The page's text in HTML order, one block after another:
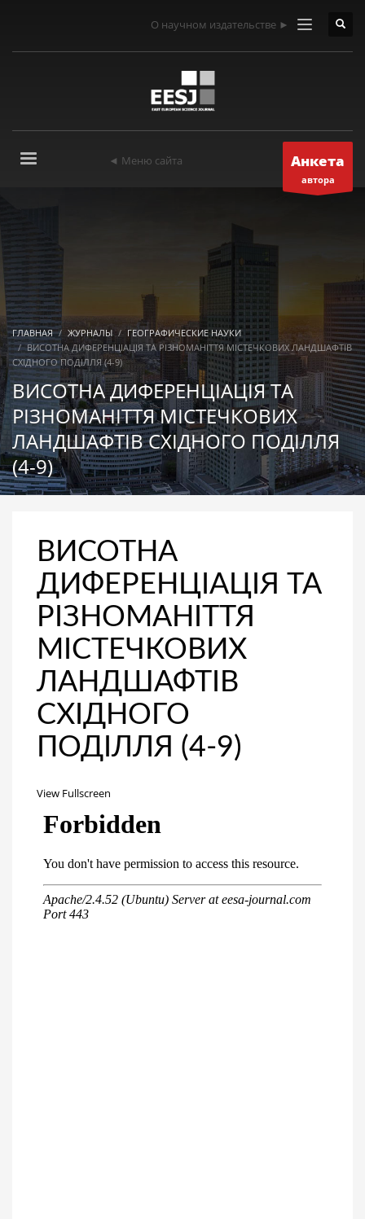
О научном издательстве ►
◄ Меню сайта Анкета
автора
ГЛАВНАЯ ЖУРНАЛЫ
ГЕОГРАФИЧЕСКИЕ НАУКИ
ВИСОТНА ДИФЕРЕНЦІАЦІЯ ТА РІЗНОМАНІТТЯ МІСТЕЧКОВИХ ЛАНДШАФТІВ
СХІДНОГО ПОДІЛЛЯ (4-9)
ВИСОТНА ДИФЕРЕНЦІАЦІЯ ТА
РІЗНОМАНІТТЯ МІСТЕЧКОВИХ
ЛАНДШАФТІВ СХІДНОГО ПОДІЛЛЯ
(4-9)
ВИСОТНА
ДИФЕРЕНЦІАЦІЯ ТА
РІЗНОМАНІТТЯ
МІСТЕЧКОВИХ
ЛАНДШАФТІВ
СХІДНОГО
ПОДІЛЛЯ (4-9)
View Fullscreen
PDF